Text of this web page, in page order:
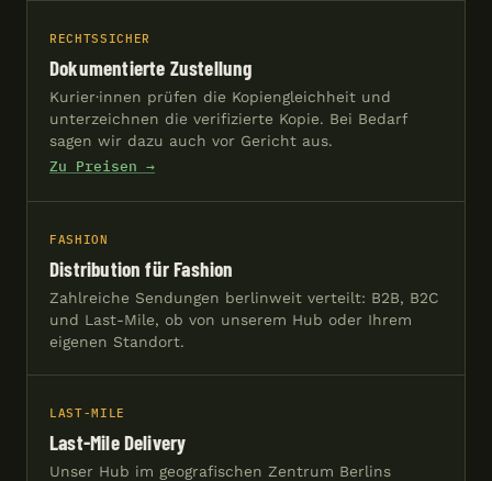
RECHTSSICHER
Dokumentierte Zustellung
Kurier·innen prüfen die Kopiengleichheit und
unterzeichnen die verifizierte Kopie. Bei Bedarf
sagen wir dazu auch vor Gericht aus.
Zu Preisen →
FASHION
Distribution für Fashion
Zahlreiche Sendungen berlinweit verteilt: B2B, B2C
und Last-Mile, ob von unserem Hub oder Ihrem
eigenen Standort.
LAST-MILE
Last-Mile Delivery
Unser Hub im geografischen Zentrum Berlins